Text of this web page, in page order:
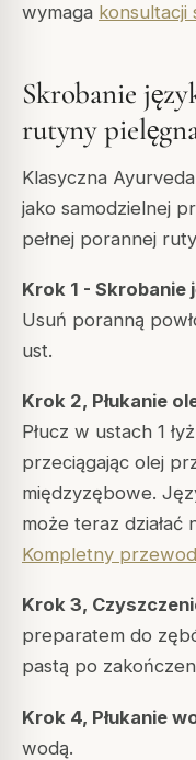
wymaga konsultacji
Skrobanie
rutyny
Klasyczna
jako samodzielnej
pełnej porannej
Krok 1 - Skrobanie
Usuń poranną
ust.
Krok 2, Płukanie
Płucz w ustach 1
przeciągając olej
międzyzębowe.
może teraz działać
Kompletny
Krok 3,
preparatem do
pastą po
Krok 4, Płukanie
wodą.